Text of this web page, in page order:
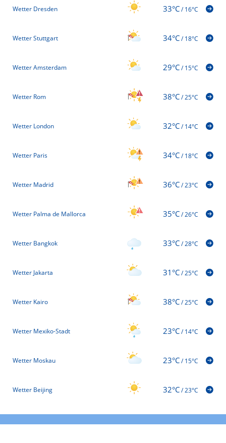
Wetter Dresden 33°C/16°C
Wetter Stuttgart 34°C/18°C
Wetter Amsterdam 29°C/15°C
Wetter Rom 38°C/25°C
Wetter London 32°C/14°C
Wetter Paris 34°C/18°C
Wetter Madrid 36°C/23°C
Wetter Palma de Mallorca 35°C/26°C
Wetter Bangkok 33°C/28°C
Wetter Jakarta 31°C/25°C
Wetter Kairo 38°C/25°C
Wetter Mexiko-Stadt 23°C/14°C
Wetter Moskau 23°C/15°C
Wetter Beijing 32°C/23°C